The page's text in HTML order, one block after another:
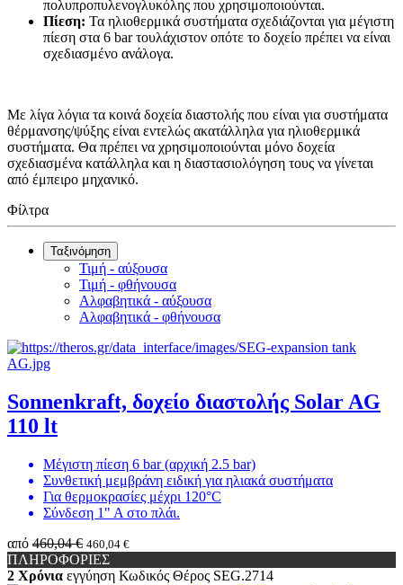
πολυπροπυλενογλυκόλης που χρησιμοποιούνται.
Πίεση: Τα ηλιοθερμικά συστήματα σχεδιάζονται για μέγιστη
πίεση στα 6 bar τουλάχιστον οπότε το δοχείο πρέπει να είναι
σχεδιασμένο ανάλογα.
Με λίγα λόγια τα κοινά δοχεία διαστολής που είναι για συστήματα
θέρμανσης/ψύξης είναι εντελώς ακατάλληλα για ηλιοθερμικά
συστήματα. Θα πρέπει να χρησιμοποιούνται μόνο δοχεία
σχεδιασμένα κατάλληλα και η διαστασιολόγηση τους να γίνεται
από έμπειρο μηχανικό.
Φίλτρα
Ταξινόμηση
Τιμή - αύξουσα
Τιμή - φθήνουσα
Αλφαβητικά - αύξουσα
Αλφαβητικά - φθήνουσα
Sonnenkraft, δοχείο διαστολής Solar AG
110 lt
Μέγιστη πίεση 6 bar (αρχική 2.5 bar)
Συνθετική μεμβράνη ειδική για ηλιακά συστήματα
Για θερμοκρασίες μέχρι 120°C
Σύνδεση 1" Α στο πλάι.
από 460,04 € 460,04 €
ΠΛΗΡΟΦΟΡΙΕΣ
2 Χρόνια εγγύηση Κωδικός Θέρος SEG.2714